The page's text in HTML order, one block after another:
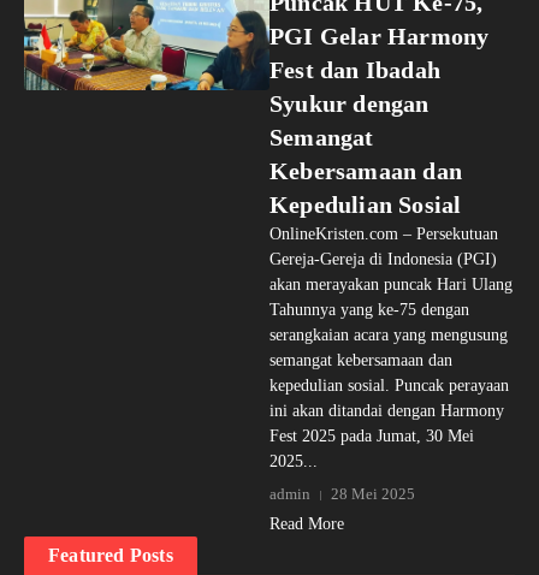
PGI Gelar Harmony
Fest dan Ibadah
Syukur dengan
Semangat
Kebersamaan dan
Kepedulian Sosial
OnlineKristen.com – Persekutuan
Gereja-Gereja di Indonesia (PGI)
akan merayakan puncak Hari Ulang
Tahunnya yang ke-75 dengan
serangkaian acara yang mengusung
semangat kebersamaan dan
kepedulian sosial. Puncak perayaan
ini akan ditandai dengan Harmony
Fest 2025 pada Jumat, 30 Mei
2025...
admin
28 Mei 2025
Read More
Featured Posts